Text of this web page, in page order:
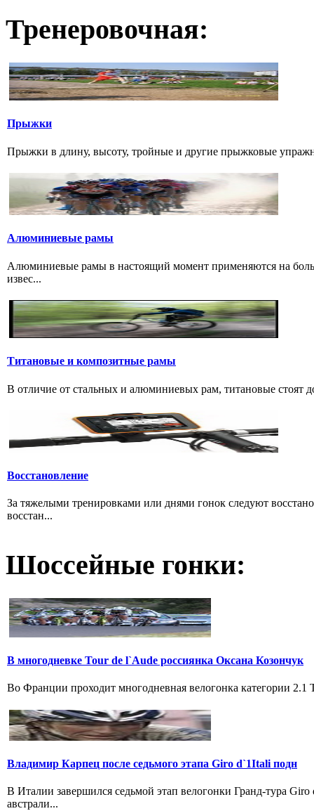
Тренеровочная:
Прыжки
Прыжки в длину, высоту, тройные и другие прыжковые
Алюминиевые рамы
Алюминиевые рамы в настоящий момент применяются на
извес...
Титановые и композитные рамы
В отличие от стальных и алюминиевых рам, титановые стоят
Восстановление
За тяжелыми тренировками или днями гонок следуют
восстан...
Шоссейные гонки:
В многодневке Tour de l`Aude россиянка Оксана Козончук
Во Франции проходит многодневная велогонка категории
Владимир Карпец после седьмого этапа Giro d`1Itali подн
В Италии завершился седьмой этап велогонки Гранд-тура
австрали...